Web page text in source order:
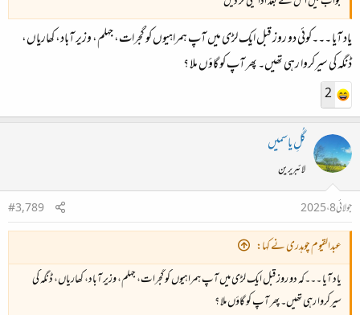
یاد آیا ۔۔۔کوئی دو روز قبل ایک لڑی میں آپ ہمراہیوں کو گجرات، جہلم، وزیر آباد، کھاریاں،
ڈنگہ کی سیرکروا رہی تھیں۔ پھر آپ کو گاؤں ملا ؟
2
گُلِ یاسمیں
لائبریرین
جولائی 8، 2025
#3,789
عبدالقیوم چوہدری نے کہا:
یاد آیا ۔۔۔کہ دو روز قبل ایک لڑی میں آپ ہمراہیوں کو گجرات، جہلم، وزیر آباد، کھاریاں، ڈنگہ کی
سیرکروا رہی تھیں۔ پھر آپ کو گاؤں ملا ؟